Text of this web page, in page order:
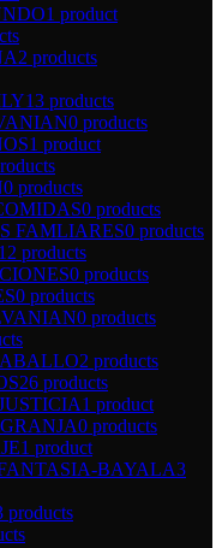
1 product
2 products
13 products
0 products
1 product
0 products
0 products
FAMLIARES0 products
12 products
0 products
0 products
0 products
2 products
26 products
1 product
0 products
1 product
BAYALA3
products